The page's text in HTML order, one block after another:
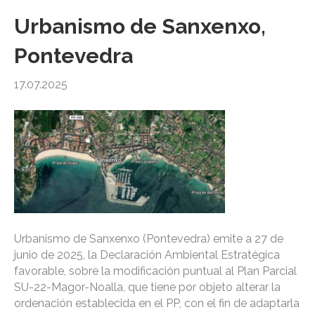
Urbanismo de Sanxenxo,
Pontevedra
17.07.2025
Urbanismo de Sanxenxo (Pontevedra) emite a 27 de
junio de 2025, la Declaración Ambiental Estratégica
favorable, sobre la modificación puntual al Plan Parcial
SU-22-Magor-Noalla, que tiene por objeto alterar la
ordenación establecida en el PP, con el fin de adaptarla